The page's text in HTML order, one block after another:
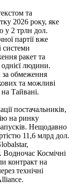
та
2026 року, яке
у 2 трлн дол.
партії вже
системи
ракет та
людини.
за обмеження
та можливі
Тайвані.
постачальників,
на ринку
Нещодавно
11,6 млрд дол.
Космічні
контракт на
технічні